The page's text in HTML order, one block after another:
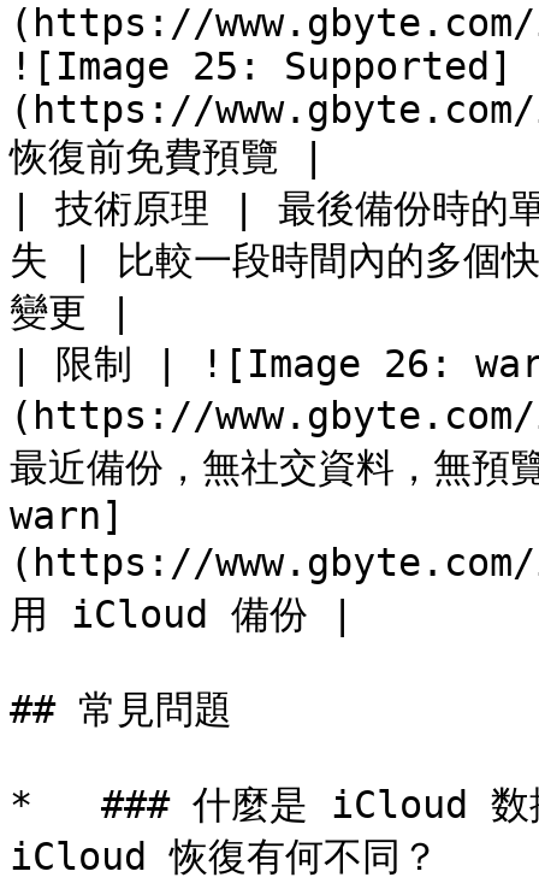
(https://
![Image 25: Supported]
(https://
恢復前免費預覽 |
| 技術原理 | 最後備份時的
失 | 比較一段時間內的多個
變更 |
| 限制 | ![Image 26:
(https://
最近備份，無社交資料，無
warn]
(https://
用 iCloud 備份 |
## 常見問題
*   ### 什麼是 iCloud 数
iCloud 恢復有何不同？